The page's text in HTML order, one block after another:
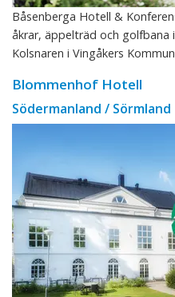
Båsenberga Hotell &
åkrar, äppelträd och golfbana
Kolsnaren i Vingåkers
Blommenhof Hotell
Södermanland / Sörmland